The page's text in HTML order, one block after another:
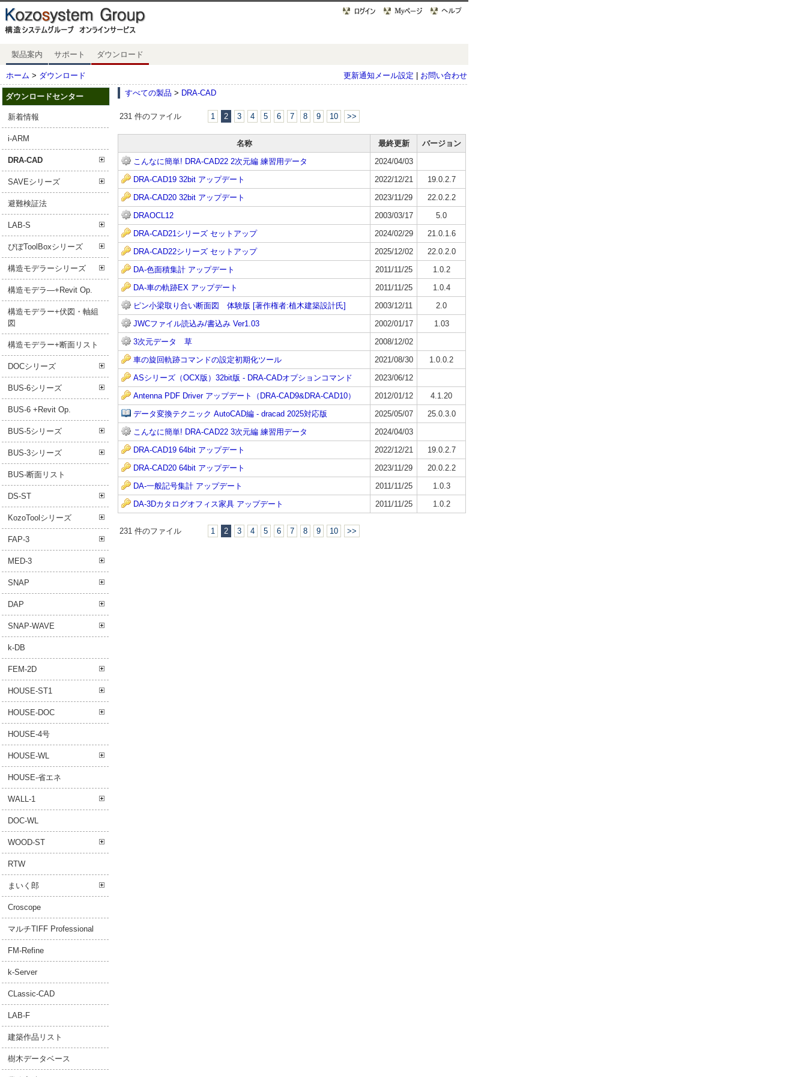
製品案内 サポート ダウンロード
ホーム > ダウンロード 更新通知メール設定 お問い合わせ
ダウンロードセンター
新着情報
i-ARM
DRA-CAD
SAVEシリーズ
避難検証法
LAB-S
ぴぼToolBoxシリーズ
構造モデラーシリーズ
構造モデラ―+Revit Op.
構造モデラー+伏図・軸組
図
構造モデラー+断面リスト
DOCシリーズ
BUS-6シリーズ
BUS-6 +Revit Op.
BUS-5シリーズ
BUS-3シリーズ
BUS-断面リスト
DS-ST
KozoToolシリーズ
FAP-3
MED-3
SNAP
DAP
SNAP-WAVE
k-DB
FEM-2D
HOUSE-ST1
HOUSE-DOC
HOUSE-4号
HOUSE-WL
HOUSE-省エネ
WALL-1
DOC-WL
WOOD-ST
RTW
まいく郎
Croscope
マルチTIFF Professional
FM-Refine
k-Server
CLassic-CAD
LAB-F
建築作品リスト
樹木データベース
すべての製品 > DRA-CAD
231 件のファイル 1 2 3 4 5 6 7 8 9 10 >>
名称 最終更新
バージョン
こんなに簡単! DRA-CAD22 2次元編 練習用データ
2024/04/03
DRA-CAD19 32bit アップデート
2022/12/21
19.0.2.7
DRA-CAD20 32bit アップデート
2023/11/29
22.0.2.2
DRAOCL12
2003/03/17
5.0
DRA-CAD21シリーズ セットアップ
2024/02/29
21.0.1.6
DRA-CAD22シリーズ セットアップ
2025/12/02
22.0.2.0
DA-色面積集計 アップデート
2011/11/25
1.0.2
DA-車の軌跡EX アップデート
2011/11/25
1.0.4
ピン小梁取り合い断面図 体験版 [著作権者:植木建築設計氏]
2003/12/11
2.0
JWCファイル読込み/書込み Ver1.03
2002/01/17
1.03
3次元データ 草
2008/12/02
車の旋回軌跡コマンドの設定初期化ツール
2021/08/30
1.0.0.2
ASシリーズ（OCX版）32bit版 - DRA-CADオプションコマンド
2023/06/12
Antenna PDF Driver アップデート（DRA-CAD9&DRA-CAD10）
2012/01/12
4.1.20
データ変換テクニック AutoCAD編 - dracad 2025対応版
2025/05/07
25.0.3.0
こんなに簡単! DRA-CAD22 3次元編 練習用データ
2024/04/03
DRA-CAD19 64bit アップデート
2022/12/21
19.0.2.7
DRA-CAD20 64bit アップデート
2023/11/29
20.0.2.2
DA-一般記号集計 アップデート
2011/11/25
1.0.3
DA-3Dカタログオフィス家具 アップデート
2011/11/25 1.0.2
231 件のファイル 1 2 3 4 5 6 7 8 9 10 >>